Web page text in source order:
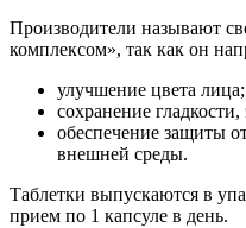
Производители называют
комплексом», так как он
улучшение цвета лица;
сохранение
обеспечение защиты
внешней среды.
Таблетки выпускаются в
прием по 1 капсуле в день.